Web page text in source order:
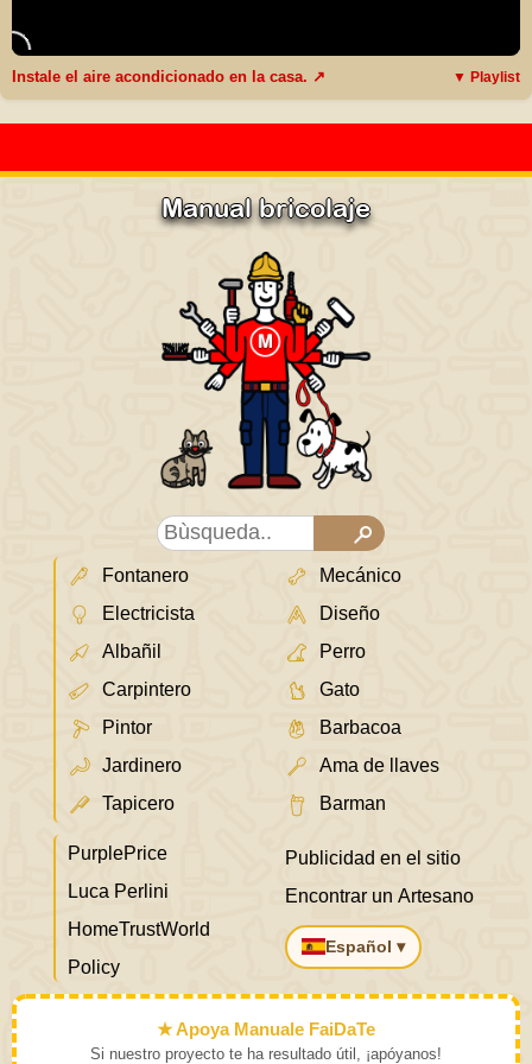
Instale el aire acondicionado en la casa. ↗ ▼ Playlist
Manual bricolaje
Fontanero
Electricista
Albañil
Carpintero
Pintor
Jardinero
Tapicero
Mecánico
Diseño
Perro
Gato
Barbacoa
Ama de llaves
Barman
PurplePrice
Luca Perlini
HomeTrustWorld
Policy
Publicidad en el sitio
Encontrar un Artesano
Español ▾
★ Apoya Manuale FaiDaTe
Si nuestro proyecto te ha resultado útil, ¡apóyanos!